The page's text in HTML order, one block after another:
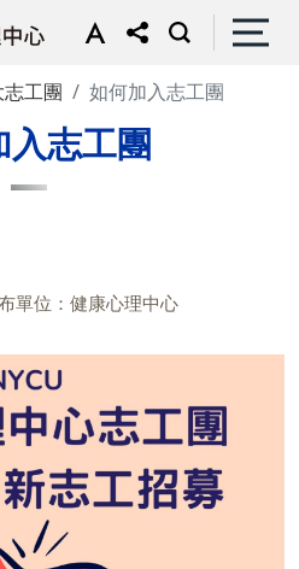
工團 如何加入志工團
入志工團
單位：健康心理中心